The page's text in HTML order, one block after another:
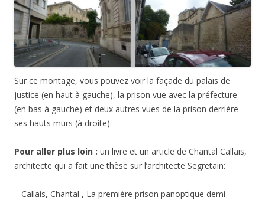
Sur ce montage, vous pouvez voir la façade du palais de
justice (en haut à gauche), la prison vue avec la préfecture
(en bas à gauche) et deux autres vues de la prison derrière
ses hauts murs (à droite).
Pour aller plus loin : un livre et un article de Chantal Callais,
architecte qui a fait une thèse sur l’architecte Segretain:
– Callais, Chantal , La première prison panoptique demi-